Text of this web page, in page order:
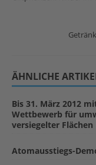
ÄHNLICHE
Bis 31. März 2012
Wettbewerb für
versiegelter Flächen
Atomausstiegs-